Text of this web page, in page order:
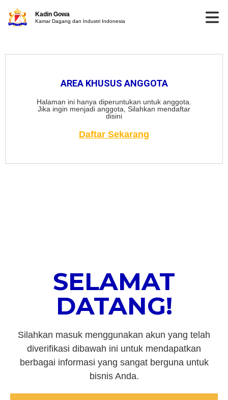
Kadin Gowa
Kamar Dagang dan Industri Indonesia
AREA KHUSUS ANGGOTA
Halaman ini hanya diperuntukan untuk anggota.
Jika ingin menjadi anggota, Silahkan mendaftar
disini
Daftar Sekarang
SELAMAT
DATANG!
Silahkan masuk menggunakan akun yang telah
diverifikasi dibawah ini untuk mendapatkan
berbagai informasi yang sangat berguna untuk
bisnis Anda.